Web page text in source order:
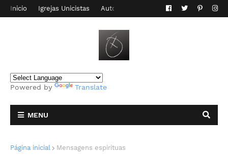
Inicio Igrejas Unicistas Autor do Blog Contato
Powered by Translate
MENU
Página inicial Mensagens espirituas